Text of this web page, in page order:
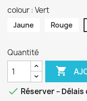
colour : Vert
Jaune Rouge
Quantité

 Réserver –